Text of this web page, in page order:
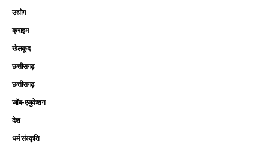
उद्योग
क्राइम
खेलकूद
छत्तीसगढ़
छत्तीसगढ़
जॉब-एजुकेशन
देश
धर्म संस्कृति